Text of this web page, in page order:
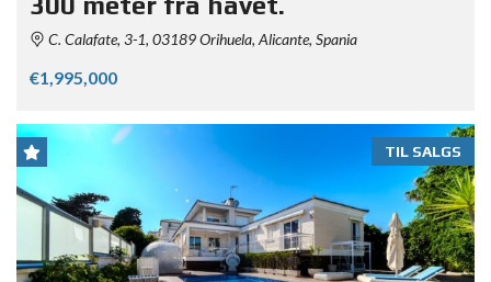
C. Calafate, 3-1, 03189 Orihuela, Alicante, Spania
€1,995,000
TIL SALGS